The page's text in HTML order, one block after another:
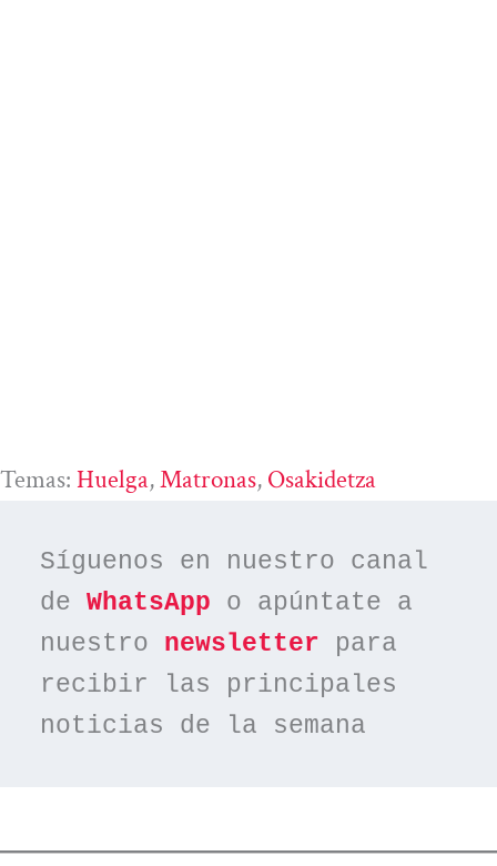
Temas: Huelga, Matronas, Osakidetza
Síguenos en nuestro canal
de WhatsApp o apúntate a
nuestro newsletter para
recibir las principales
noticias de la semana